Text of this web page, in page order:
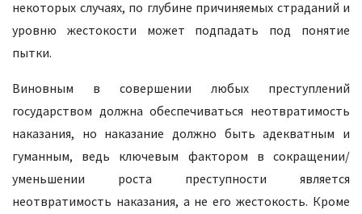
некоторых случаях, по глубине причиняемых страданий и
уровню жестокости может подпадать под понятие
пытки.
Виновным в совершении любых преступлений
государством должна обеспечиваться неотвратимость
наказания, но наказание должно быть адекватным и
гуманным, ведь ключевым фактором в сокращении/
уменьшении роста преступности является
неотвратимость наказания, а не его жестокость. Кроме